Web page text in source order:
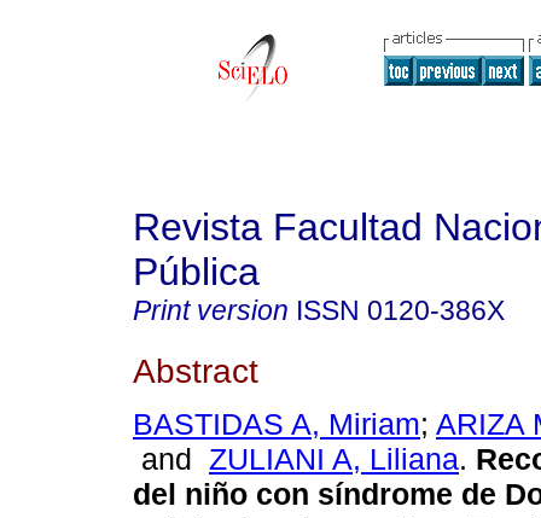
Revista Facultad
Pública
Print version ISSN 0120-386X
Abstract
BASTIDAS A, Miriam; ARIZA
and ZULIANI A, Liliana.
del niño con síndrome de